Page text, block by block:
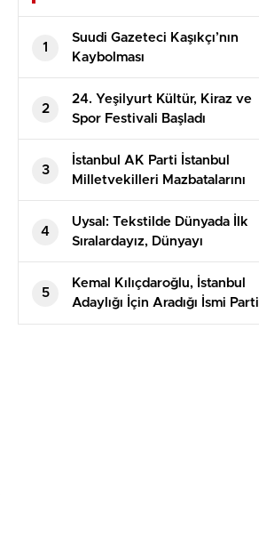
1
Suudi Gazeteci Kaşıkçı’nın
Kaybolması
2
24. Yeşilyurt Kültür, Kiraz ve
Spor Festivali Başladı
3
İstanbul AK Parti İstanbul
Milletvekilleri Mazbatalarını
Aldı
4
Uysal: Tekstilde Dünyada İlk
Sıralardayız, Dünyayı
Giydiriyoruz
5
Kemal Kılıçdaroğlu, İstanbul
Adaylığı İçin Aradığı İsmi Parti
Dışından Buldu